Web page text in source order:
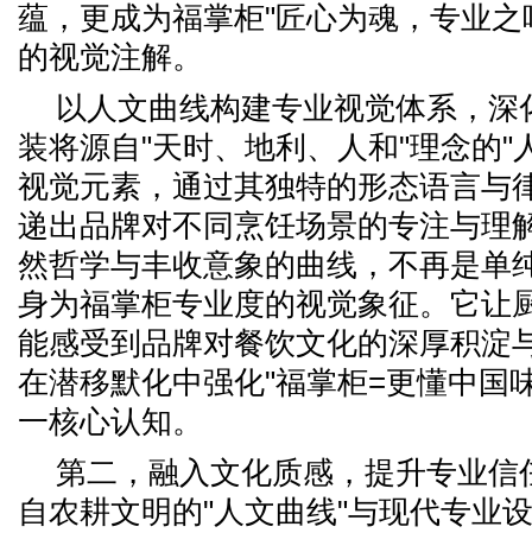
蕴，更成为福掌柜"匠心为魂，专业
的视觉注解。
以人文曲线构建专业视觉体系，
装将源自"天时、地利、人和"理念的"
视觉元素，通过其独特的形态语言与
递出品牌对不同烹饪场景的专注与理
然哲学与丰收意象的曲线，不再是单
身为福掌柜专业度的视觉象征。它让
能感受到品牌对餐饮文化的深厚积淀
在潜移默化中强化"福掌柜=更懂中国
一核心认知。
第二，融入文化质感，提升专业信
自农耕文明的"人文曲线"与现代专业